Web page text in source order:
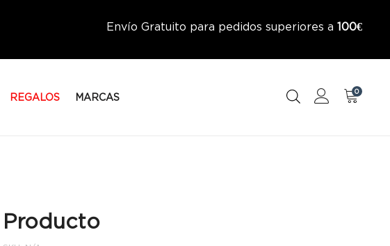
Envío Gratuito para pedidos superiores a 100€
REGALOS MARCAS
0
Producto